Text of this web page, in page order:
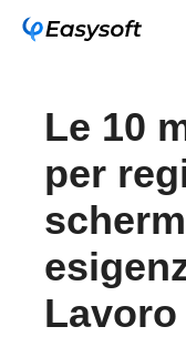
Le 10
per